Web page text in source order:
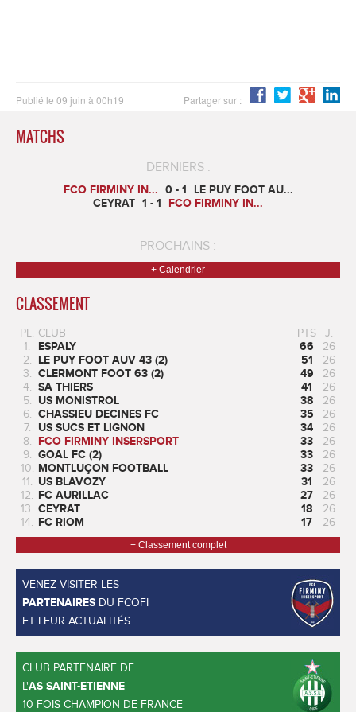
Publié le 09 juin à 00h19 Partager sur :
MATCHS
DERNIERS :
FCO FIRMINY IN... 0 - 1
LE PUY FOOT AU...
CEYRAT 1 - 1 FCO FIRMINY IN...
PROCHAINS :
+ Calendrier
CLASSEMENT
PL. CLUB PTS
J.
1.
ESPALY 66
26
2. LE PUY FOOT AUV 43 (2) 51
26
3. CLERMONT FOOT 63 (2) 49
26
4. SA THIERS 41
26
5. US MONISTROL 38
26
6. CHASSIEU DECINES FC 35
26
7.
US SUCS ET LIGNON 34
26
8. FCO FIRMINY INSERSPORT 33
26
9. GOAL FC (2) 33
26
10. MONTLUÇON FOOTBALL 33
26
11. US BLAVOZY 31
26
12. FC AURILLAC 27
26
13. CEYRAT 18
26
14. FC RIOM 17 26
+ Classement complet
VENEZ VISITER LES
PARTENAIRES DU FCOFI
ET LEUR ACTUALITÉS
CLUB PARTENAIRE DE
L'AS SAINT-ETIENNE
10 FOIS CHAMPION DE FRANCE